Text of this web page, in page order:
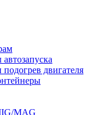
двигателя
MAG